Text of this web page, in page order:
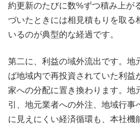
約更新のたびに数%ずつ積み上が
づいたときには相見積もりを取る
いるのが典型的な経過です。
第二に、利益の域外流出です。地
ば地域内で再投資されていた利益
家への分配に置き換わります。地
引、地元業者への外注、地域行事
に見えにくい経済循環も、本社機